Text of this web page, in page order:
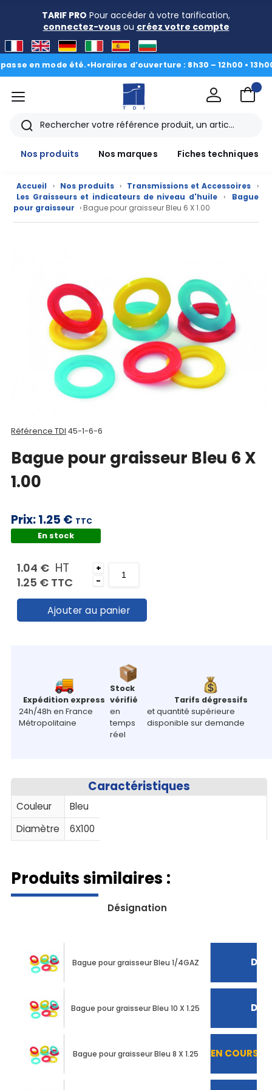
TARIF PRO Pour accéder à votre tarification,
connectez-vousou créez votre compte
en mode été.•Horaires d’ouverture : 8h30 – 12h00 • 13h00 -
Nos
produits
CAD/3D
marques
Fiches
Documentations
compte
Mon
panier
Contact
menu
Rechercher
Nos produits
Nos marques Fiches techniques
Accueil › Nos produits › Transmissions et Accessoires
›
Les Graisseurs et indicateurs de niveau d'huile
›
Bague
pour graisseur › Bague pour graisseur Bleu 6 X 1.00
Référence TDI 45-1-6-6
Bague pour graisseur Bleu 6 X
1.00
Prix:1.25 € TTC
En stock
1.04 € HT
1.25 € TTC
+
-
Ajouter au panier
Expédition express
24h/48h en France
Métropolitaine
Stock
vérifié
en
temps
réel
Tarifs dégressifs
et quantité supérieure
disponible sur demande
Caractéristiques
Couleur
Bleu
Diamètre
6X100
Produits similaires :
Désignation
Bague pour graisseur Bleu 1/4GAZ
Bague pour graisseur Bleu 10 X 1.25
Bague pour graisseur Bleu 8 X 1.25 EN COURS